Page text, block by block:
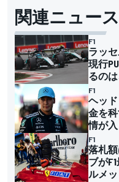
関連ニュー
F1
ラッ
現行
るのは
F1
ヘッ
金を
情が
F1
落札
ブが
ルメ